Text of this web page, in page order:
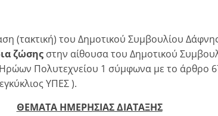
(τακτική) του Δημοτικού Συμβουλίου
ζώσης στην αίθουσα του Δημοτικού
Πολυτεχνείου 1 σύμφωνα με το άρθρο
ΥΠΕΣ ).
ΘΕΜΑΤΑ ΗΜΕΡΗΣΙΑΣ ΔΙΑΤΑΞΗΣ